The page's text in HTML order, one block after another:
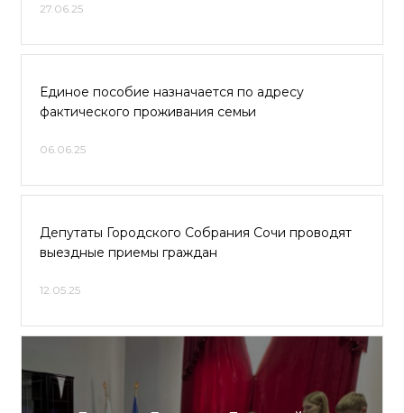
27.06.25
Единое пособие назначается по адресу
фактического проживания семьи
06.06.25
Депутаты Городского Собрания Сочи проводят
выездные приемы граждан
12.05.25